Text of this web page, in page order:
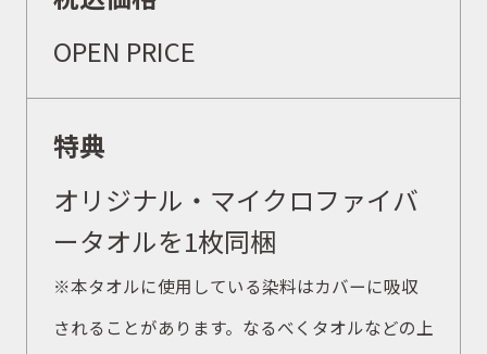
お問合せ
OPEN PRICE
特典
オリジナル・マイクロファイバ
ータオルを1枚同梱
※本タオルに使用している染料はカバーに吸収
されることがあります。なるべくタオルなどの上